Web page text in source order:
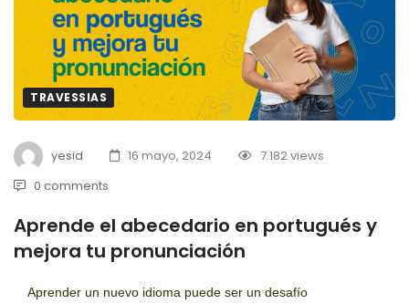
TRAVESSIAS
yesid 16 mayo, 2024
7.182 views
0 comments
Aprende el abecedario en portugués y
mejora tu pronunciación
Aprender un nuevo idioma puede ser un desafío